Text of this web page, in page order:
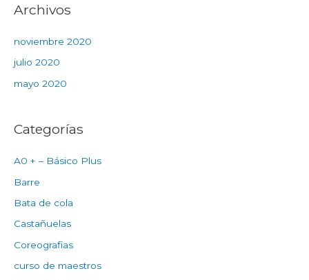
Archivos
noviembre 2020
julio 2020
mayo 2020
Categorías
A0 + – Básico Plus
Barre
Bata de cola
Castañuelas
Coreografias
curso de maestros